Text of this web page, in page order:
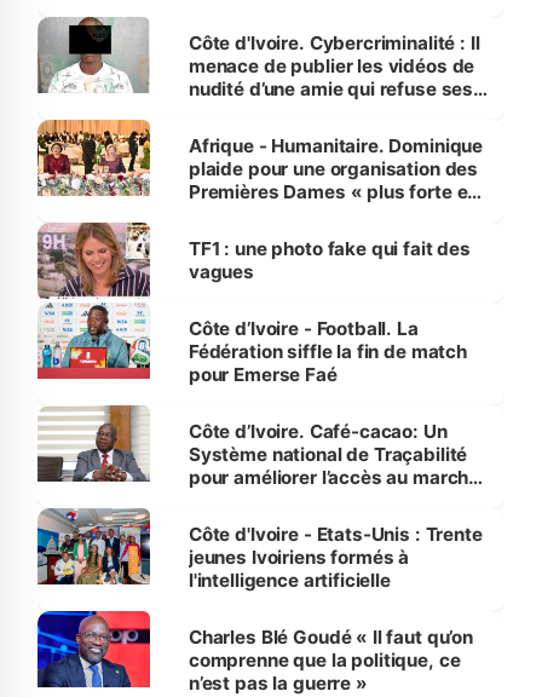
des Transports
Côte d'Ivoire. Cybercriminalité : Il
menace de publier les vidéos de
nudité d’une amie qui refuse ses
Afrique - Humanitaire. Dominique
plaide pour une organisation des
Premières Dames « plus forte et
sur la scène internationale »
TF1 : une photo fake qui fait des
vagues
Côte d’Ivoire - Football. La
Fédération siffle la fin de match
pour Emerse Faé
Côte d’Ivoire. Café-cacao: Un
Système national de Traçabilité
pour améliorer l’accès au marché
Côte d'Ivoire - Etats-Unis : Trente
jeunes Ivoiriens formés à
l'intelligence artificielle
Charles Blé Goudé « Il faut qu’on
comprenne que la politique, ce
n’est pas la guerre »